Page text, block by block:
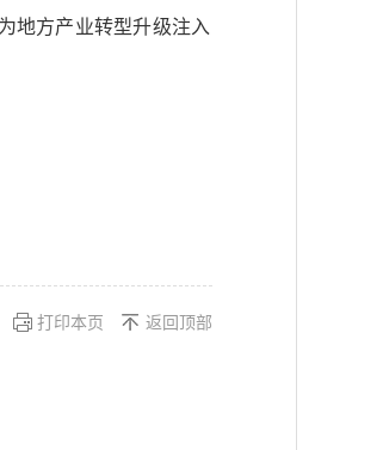
地方产业转型升级注入
打印本页 返回顶部